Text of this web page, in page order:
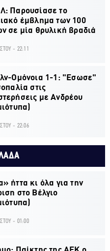
Παρουσίασε το
έμβλημα των 100
σε μία θρυλική βραδιά
- 22:11
Ομόνοια 1-1: "Εσωσε"
στις
με Ανδρέου
- 22:06
ήττα κι όλα για την
στο Βέλγιο
- 01:00